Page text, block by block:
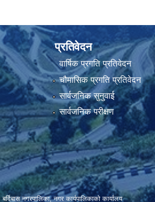
प्रतिवेदन
वार्षिक प्रगति प्रतिवेदन
चौमासिक प्रगति प्रतिवेदन
सार्वजनिक सुनुवाई
सार्वजनिक परीक्षण
नगरपालिका, नगर कार्यपालिकाको कार्यालय